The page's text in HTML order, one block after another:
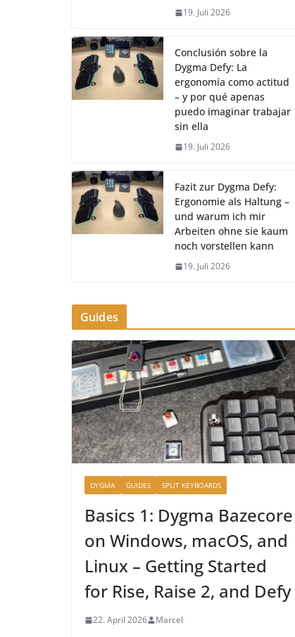
19. Juli 2026
Conclusión sobre la
Dygma Defy: La
ergonomía como actitud
– y por qué apenas
puedo imaginar trabajar
sin ella
19. Juli 2026
Fazit zur Dygma Defy:
Ergonomie als Haltung –
und warum ich mir
Arbeiten ohne sie kaum
noch vorstellen kann
19. Juli 2026
Guides
DYGMA GUIDES SPLIT KEYBOARDS
Basics 1: Dygma Bazecore
on Windows, macOS, and
Linux – Getting Started
for Rise, Raise 2, and Defy
22. April 2026 Marcel